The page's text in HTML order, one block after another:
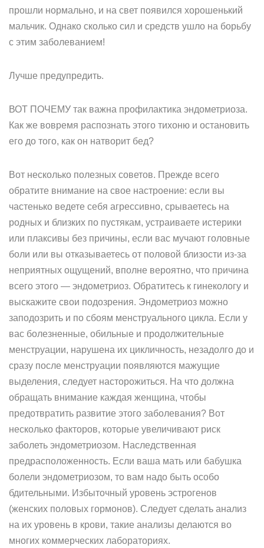
прошли нормально, и на свет появился хорошенький
мальчик. Однако сколько сил и средств ушло на борьбу
с этим заболеванием!
Лучше предупредить.
ВОТ ПОЧЕМУ так важна профилактика эндометриоза.
Как же вовремя распознать этого тихоню и остановить
его до того, как он натворит бед?
Вот несколько полезных советов. Прежде всего
обратите внимание на свое настроение: если вы
частенько ведете себя агрессивно, срываетесь на
родных и близких по пустякам, устраиваете истерики
или плаксивы без причины, если вас мучают головные
боли или вы отказываетесь от половой близости из-за
неприятных ощущений, вполне вероятно, что причина
всего этого — эндометриоз. Обратитесь к гинекологу и
выскажите свои подозрения. Эндометриоз можно
заподозрить и по сбоям менструального цикла. Если у
вас болезненные, обильные и продолжительные
менструации, нарушена их цикличность, незадолго до и
сразу после менструации появляются мажущие
выделения, следует насторожиться. На что должна
обращать внимание каждая женщина, чтобы
предотвратить развитие этого заболевания? Вот
несколько факторов, которые увеличивают риск
заболеть эндометриозом. Наследственная
предрасположенность. Если ваша мать или бабушка
болели эндометриозом, то вам надо быть особо
бдительными. Избыточный уровень эстрогенов
(женских половых гормонов). Следует сделать анализ
на их уровень в крови, такие анализы делаются во
многих коммерческих лабораториях.